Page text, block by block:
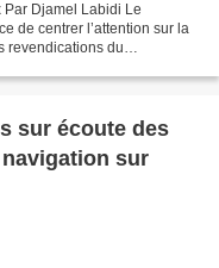
Par Djamel Labidi Le
de centrer l’attention sur la
revendications du
sur écoute des
sur